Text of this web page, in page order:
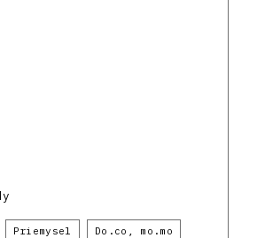
Priemysel Do.co, mo.mo